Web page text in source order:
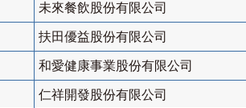
未來餐飲股份有限公司
扶田優益股份有限公司
和愛健康事業股份有限公司
仁祥開發股份有限公司